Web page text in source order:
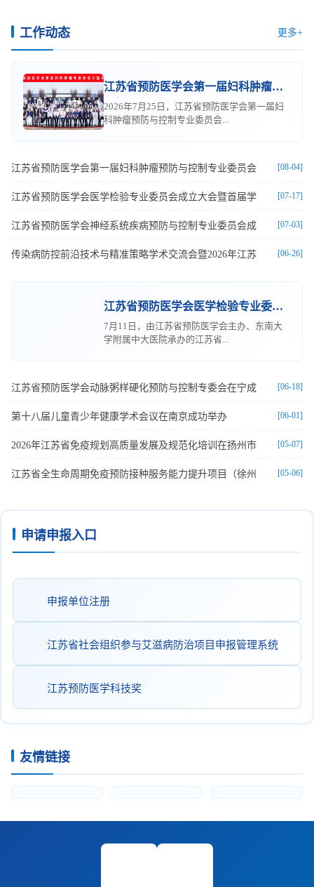
工作动态 更多+
江苏省预防医学会第一届妇科肿瘤预防与控制专业委员会
2026年7月25日，江苏省预防医学会第一届妇
科肿瘤预防与控制专业委员会...
江苏省预防医学会第一届妇科肿瘤预防与控制专业委员会 [08-04]
江苏省预防医学会医学检验专业委员会成立大会暨首届学 [07-17]
江苏省预防医学会神经系统疾病预防与控制专业委员会成 [07-03]
传染病防控前沿技术与精准策略学术交流会暨2026年江苏 [06-26]
江苏省预防医学会医学检验专业委员会成立大会暨首届学
7月11日，由江苏省预防医学会主办、东南大
学附属中大医院承办的江苏省...
江苏省预防医学会动脉粥样硬化预防与控制专委会在宁成 [06-18]
第十八届儿童青少年健康学术会议在南京成功举办 [06-01]
2026年江苏省免疫规划高质量发展及规范化培训在扬州市 [05-07]
江苏省全生命周期免疫预防接种服务能力提升项目（徐州 [05-06]
申请申报入口
申报单位注册
江苏省社会组织参与艾滋病防治项目申报管理系统
江苏预防医学科技奖
友情链接